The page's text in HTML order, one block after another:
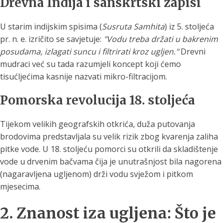
U starim indijskim spisima (Susruta Samhita) iz 5. stoljeća
pr. n. e. izričito se savjetuje: "Vodu treba držati u bakrenim
posudama, izlagati suncu i filtrirati kroz ugljen."Drevni
mudraci već su tada razumjeli koncept koji ćemo
tisućljećima kasnije nazvati mikro-filtracijom.
Pomorska revolucija 18. stoljeća
Tijekom velikih geografskih otkrića, duža putovanja
brodovima predstavljala su velik rizik zbog kvarenja zaliha
pitke vode. U 18. stoljeću pomorci su otkrili da skladištenje
vode u drvenim bačvama čija je unutrašnjost bila nagorena
(nagaravljena ugljenom) drži vodu svježom i pitkom
mjesecima.
2. Znanost iza ugljena: Što je